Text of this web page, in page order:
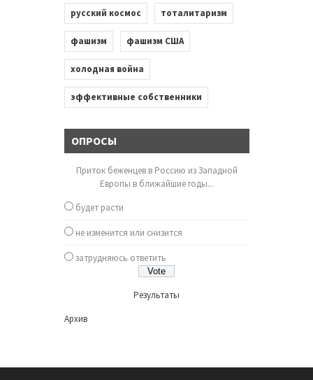
русский космос тоталитаризм
фашизм фашизм США
холодная война
эффективные собственники
ОПРОСЫ
Приток беженцев в Россию из Западной
Европы в ближайшие годы...
будет расти
не изменится или снизится
затрудняюсь ответить
Результаты
Архив